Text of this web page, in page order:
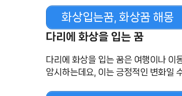
화상입는꿈, 화상꿈 해몽
다리에 화상을 입는 꿈
다리에 화상을 입는 꿈은 여행이나 이
암시하는데요, 이는 긍정적인 변화일